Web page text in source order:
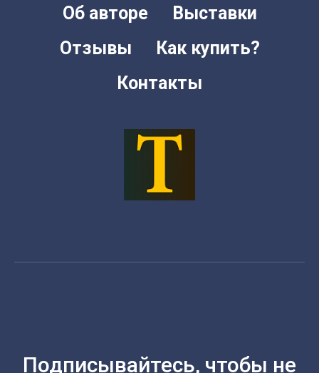
Об авторе
Выставки
Отзывы
Как купить?
Контакты
Подписывайтесь, чтобы не